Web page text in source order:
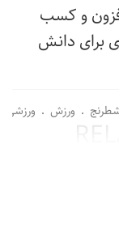
و کسب
برای دانش
ورزش ورزشی